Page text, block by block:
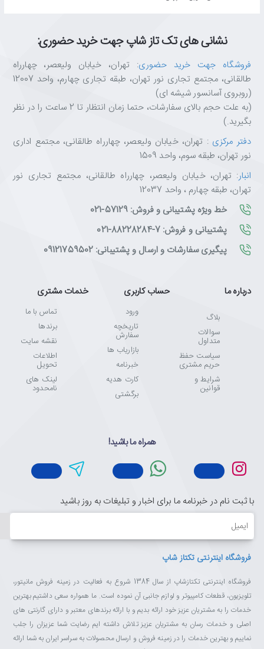
نشانی های تک تاز شاپ جهت خرید حضوری:
فروشگاه جهت خرید حضوری: تهران، خیابان ولیعصر، چهارراه
طالقانی، مجتمع تجاری نور تهران، طبقه تجاری چهارم، واحد 12007
(روبروی آسانسور شیشه ای)
(به علت حجم بالای سفارشات، حتما زمان انتظار تا 2 ساعت را در نظر
بگیرید.)
دفتر مرکزی : تهران، خیابان ولیعصر، چهارراه طالقانی، مجتمع اداری
نور تهران، طبقه سوم، واحد 1509
انبار: تهران، خیابان ولیعصر، چهارراه طالقانی، مجتمع تجاری نور
تهران، طبقه چهارم ، واحد 12037
خط ویژه پشتیبانی و فروش: 57129-021
پشتیبانی و فروش: 7-88228284-021
پیگیری سفارشات و ارسال و پشتیبانی: 09121759502
درباره ما
بلاگ
سوالات
متداول
سیاست حفظ
حریم مشتری
شرایط و
قوانین
حساب کاربری
ورود
تاریخچه
سفارش
بازاریاب ها
خبرنامه
کارت هدیه
برگشتی
خدمات مشتری
تماس با ما
برندها
نقشه سایت
اطلاعات
تحویل
لینک های
نامحدود
همراه ما باشید!
با ثبت نام در خبرنامه ما برای اخبار و تبلیغات به روز باشید
ایمیل
فروشگاه اینترنتی تکتاز شاپ
فروشگاه اینترنتی تکتازشاپ از سال 1384 شروع به فعالیت در زمینه فروش مانیتور،
تلویزیون، قطعات کامپیوتر و لوازم جانبی آن نموده است. ما همواره سعی داشتیم بهترین
خدمات را به مشتریان عزیز خود ارائه بدیم و با ارائه برندهای معتبر و دارای گارنتی های
اصلی و خدمات رسان به مشتریان عزیز تلاش داشته ایم رضایت شما عزیزان را جلب
نماییم و بهترین خدمات را در زمینه فروش و ارسال محصولات به سراسر ایران به شما ارائه